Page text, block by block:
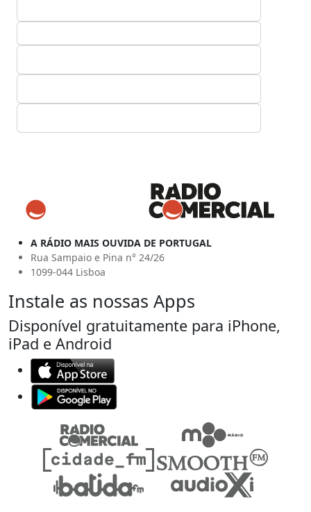
A RÁDIO MAIS OUVIDA DE PORTUGAL
Rua Sampaio e Pina n° 24/26
1099-044 Lisboa
Instale as nossas Apps
Disponível gratuitamente para iPhone,
iPad e Android